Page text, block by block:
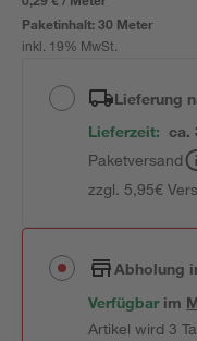
Paketinhalt:30 Meter
inkl. 19% MwSt.
Lieferung
Lieferzeit: ca.
Paketversand
zzgl. 5,95€
Abholung
Verfügbar im
Artikel wird 3